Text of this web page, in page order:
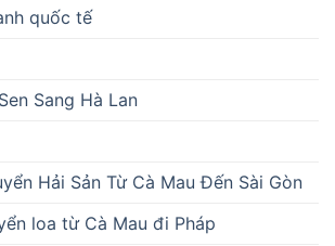
quốc tế
Sang Hà Lan
Hải Sản Từ Cà Mau Đến Sài Gòn
loa từ Cà Mau đi Pháp